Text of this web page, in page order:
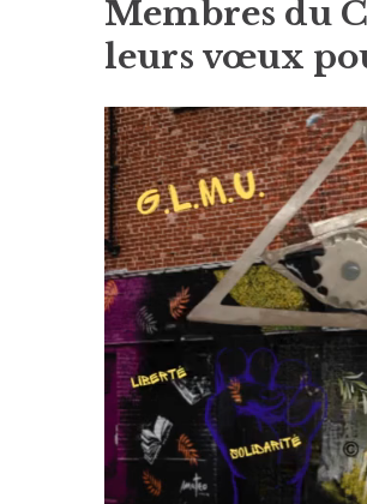
Membres du
leurs vœux
Lecteur
vidéo